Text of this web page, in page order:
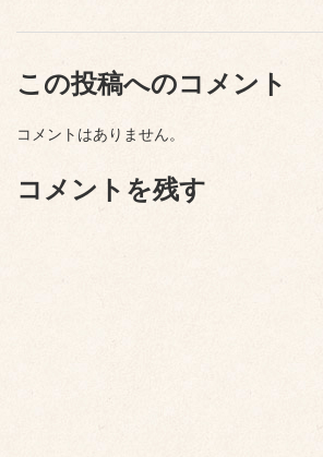
この投稿へのコメント
コメントはありません。
コメントを残す